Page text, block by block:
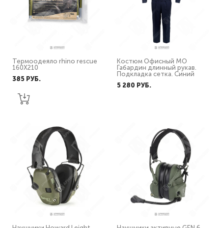
Термоодеяло rhino rescue
160Х210
385 PУБ.
Костюм Офисный МО
Габардин длинный рукав.
Подкладка сетка. Синий
5 280 PУБ.